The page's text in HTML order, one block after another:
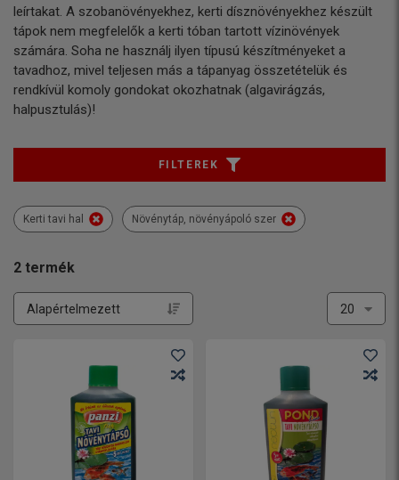
leírtakat. A szobanövényekhez, kerti dísznövényekhez készült
tápok nem megfelelők a kerti tóban tartott vízinövények
számára. Soha ne használj ilyen típusú készítményeket a
tavadhoz, mivel teljesen más a tápanyag összetételük és
rendkívül komoly gondokat okozhatnak (algavirágzás,
halpusztulás)!
2 termék
FILTEREK
Kerti tavi hal Növénytáp, növényápoló szer